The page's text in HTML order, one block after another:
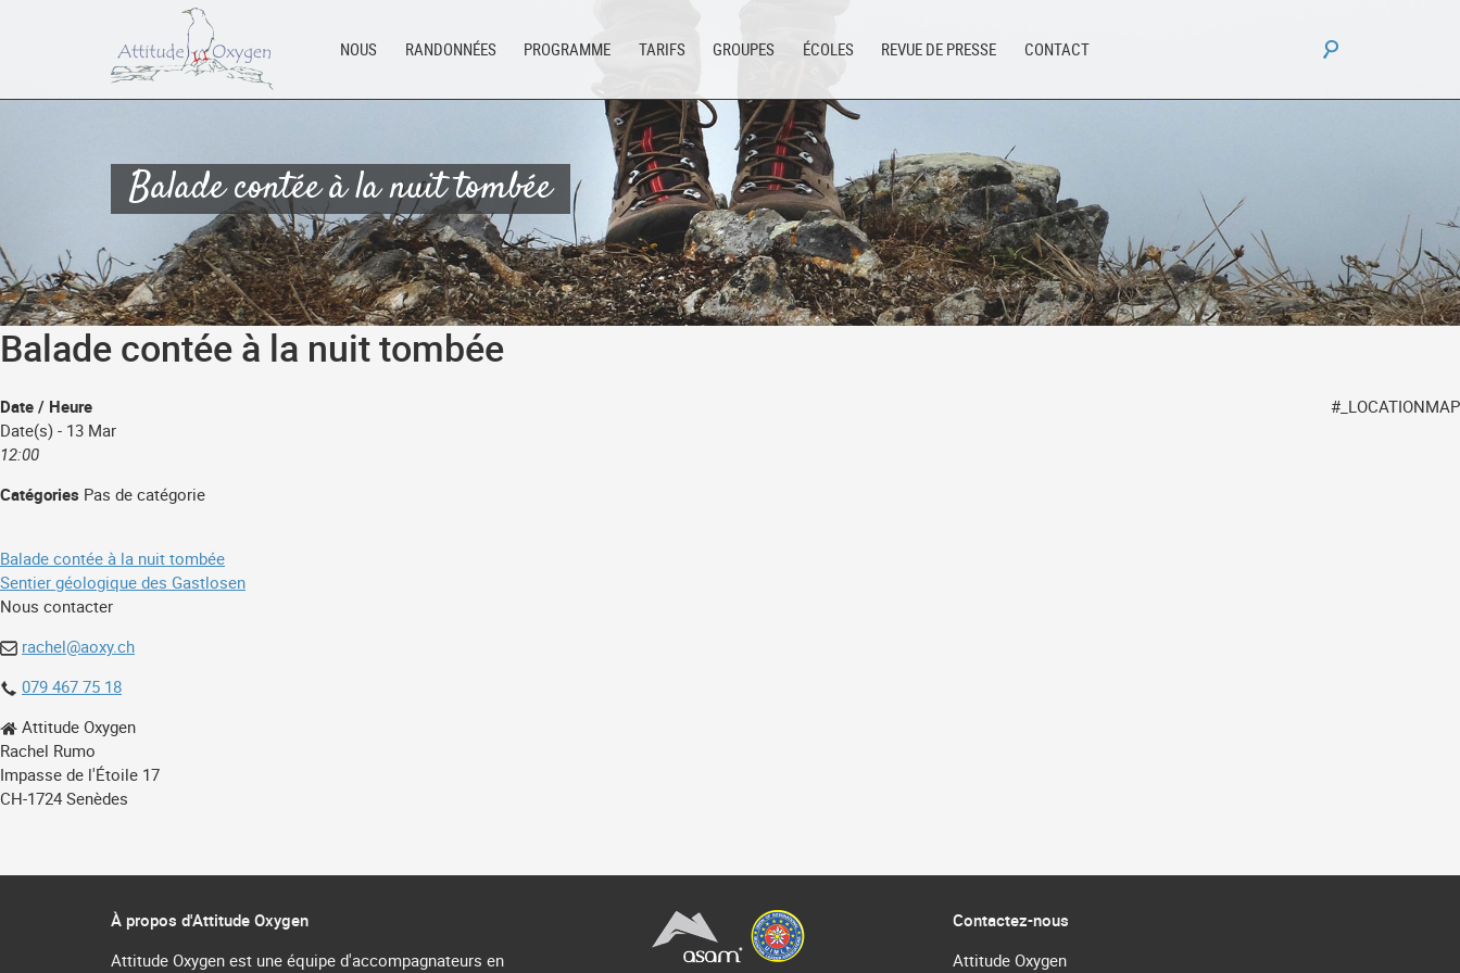
NOUS RANDONNÉES PROGRAMME TARIFS GROUPES ÉCOLES REVUE DE PRESSE CONTACT Rechercher :
Balade contée à la nuit tombée
Balade contée à la nuit tombée
#_LOCATIONMAP
Date / Heure
Date(s) - 13 Mar
12:00
Catégories Pas de catégorie
Navigation
de
l’article
Balade contée à la nuit tombée
Sentier géologique des Gastlosen
Nous contacter
rachel@aoxy.ch
079 467 75 18
Attitude Oxygen
Rachel Rumo
Impasse de l'Étoile 17
CH-1724 Senèdes
À propos d'Attitude Oxygen
Attitude Oxygen est une équipe d'accompagnateurs en
Contactez-nous
Attitude Oxygen